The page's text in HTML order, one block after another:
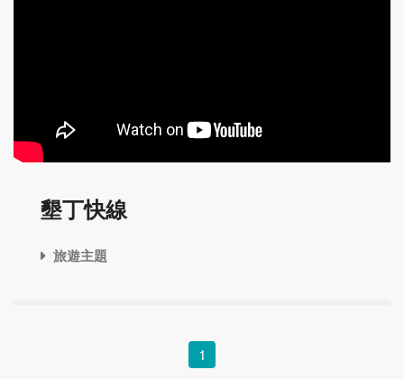
墾丁快線
旅遊主題
1